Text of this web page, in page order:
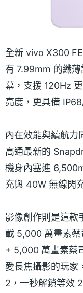
全新 vivo X300
有 7.99mm 的纖
幕，支援 120Hz
亮度，更具備
內在效能與續航
高通最新的
機身內塞進
充與 40W 無線閃
影像創作則是這
載 5,000 萬畫素
+ 5,000 萬畫素蔡
愛長焦攝影的玩家
2，一秒解鎖等效